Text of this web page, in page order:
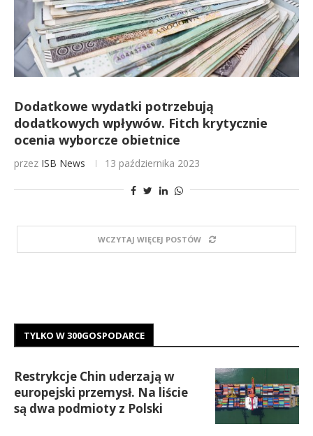
Dodatkowe wydatki potrzebują
dodatkowych wpływów. Fitch krytycznie
ocenia wyborcze obietnice
przez ISB News 13 października 2023
WCZYTAJ WIĘCEJ POSTÓW
TYLKO W 300GOSPODARCE
Restrykcje Chin uderzają w
europejski przemysł. Na liście
są dwa podmioty z Polski